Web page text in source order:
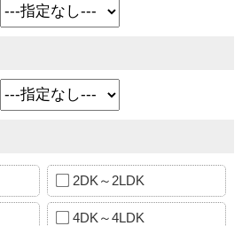
2DK～2LDK
4DK～4LDK